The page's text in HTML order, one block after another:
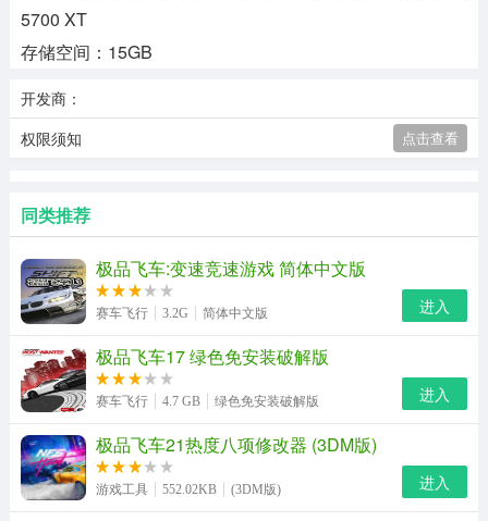
5700 XT
存储空间：15GB
开发商：
权限须知
点击查看
同类推荐
极品飞车:变速竞速游戏 简体中文版
赛车飞行 3.2G 简体中文版 进入
极品飞车17 绿色免安装破解版
赛车飞行 4.7 GB 绿色免安装破解版 进入
极品飞车21热度八项修改器 (3DM版)
游戏工具 552.02KB (3DM版) 进入